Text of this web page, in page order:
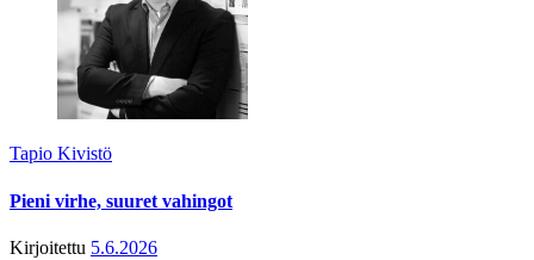
Tapio Kivistö
Pieni virhe, suuret vahingot
Kirjoitettu 5.6.2026